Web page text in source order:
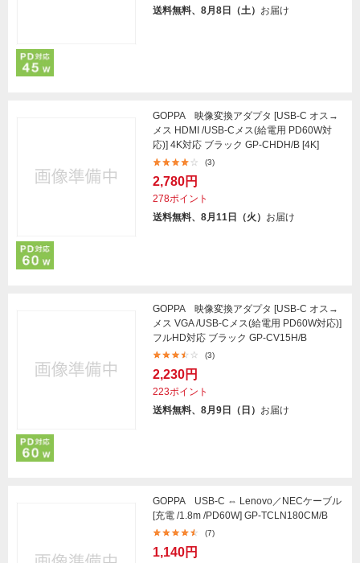
送料無料、8月8日（土） お届け
GOPPA 映像変換アダプタ [USB-C オス→
メス HDMI /USB-Cメス(給電用 PD60W対
応)] 4K対応 ブラック GP-CHDH/B [4K]
(3)
2,780円
278ポイント
送料無料、8月11日（火） お届け
GOPPA 映像変換アダプタ [USB-C オス→
メス VGA /USB-Cメス(給電用 PD60W対応)]
フルHD対応 ブラック GP-CV15H/B
(3)
2,230円
223ポイント
送料無料、8月9日（日） お届け
GOPPA USB-C ⇔ Lenovo／NECケーブル
[充電 /1.8m /PD60W] GP-TCLN180CM/B
(7)
1,140円